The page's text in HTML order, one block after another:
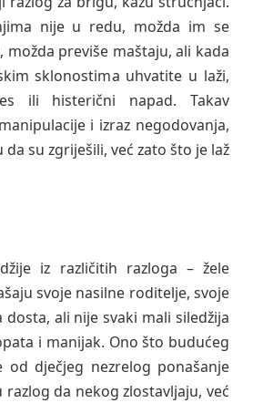
nije u redu, možda im se
možda previše maštaju, ali kada
sklonostima uhvatite u laži,
ili histerični napad. Takav
i izraz negodovanja,
su zgriješili, već zato što je laž
iz različitih razloga – žele
svoje nasilne roditelje, svoje
ali nije svaki mali siledžija
i manijak. Ono što budućeg
od dječjeg nezrelog ponašanje
da nekog zlostavljaju, već